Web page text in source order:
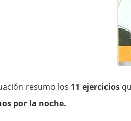
resumo los 11 ejercicios
por la noche.